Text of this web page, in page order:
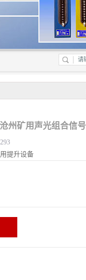
提升设备